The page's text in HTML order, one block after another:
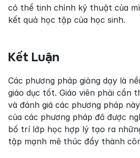
có thể tinh chỉnh kỹ thuật của
kết quả học tập của học sinh.
Kết Luận
Các phương pháp giảng dạy là
giáo dục tốt. Giáo viên phải cẩn
và đánh giá các phương pháp
của các phương pháp đã được
bố trí lớp học hợp lý tạo ra
tập mạnh mẽ thúc đẩy thành